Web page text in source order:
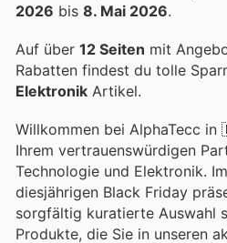
2026 bis 8. Mai 2026.
Auf über 12 Seiten mit
Rabatten findest du tolle
Elektronik Artikel.
Willkommen bei AlphaTecc
Ihrem vertrauenswürdigen
Technologie und Elektronik.
diesjährigen Black Friday
sorgfältig kuratierte Auswahl
Produkte, die Sie in unseren